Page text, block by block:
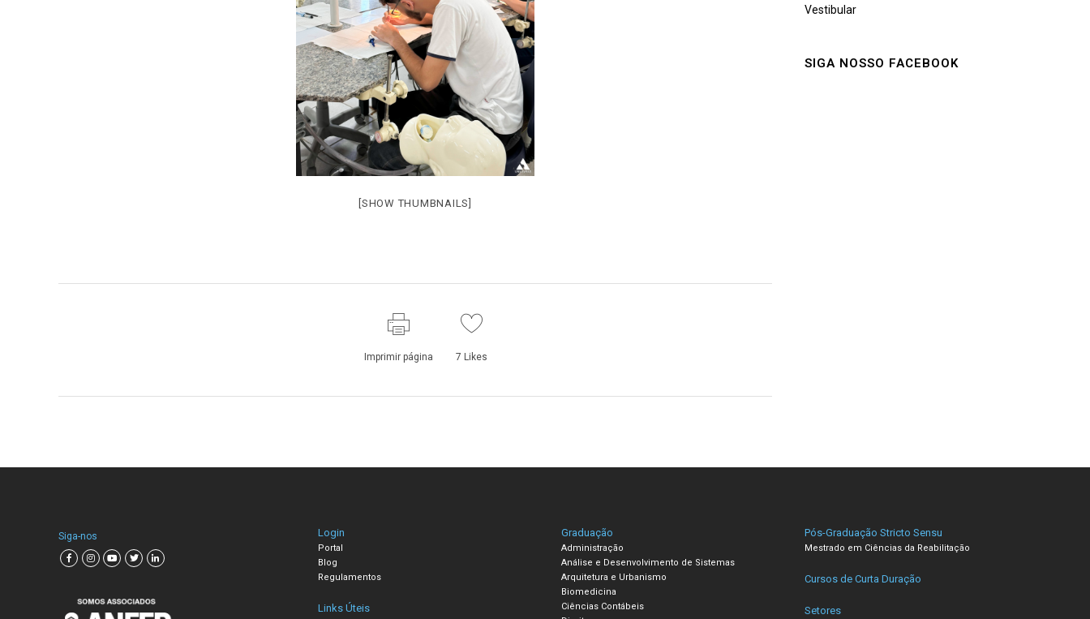
[SHOW THUMBNAILS]
Imprimir página 7 Likes
Vestibular
SIGA NOSSO FACEBOOK
Siga-nos Login
Portal
Blog
Regulamentos
Links Úteis
Graduação
Administração
Análise e Desenvolvimento de Sistemas
Arquitetura e Urbanismo
Biomedicina
Ciências Contábeis
Pós-Graduação Stricto Sensu
Mestrado em Ciências da Reabilitação
Cursos de Curta Duração
Setores